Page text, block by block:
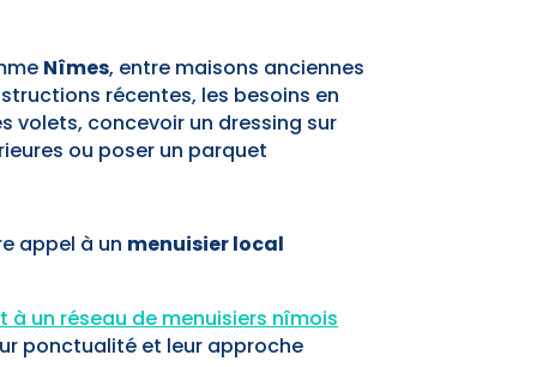
Nîmes, entre maisons anciennes
récentes, les besoins en
volets, concevoir un dressing sur
ou poser un parquet
appel à un menuisier local
à un réseau de menuisiers nîmois
ponctualité et leur approche